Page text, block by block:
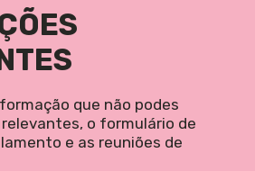
que não podes
o formulário de
e as reuniões de